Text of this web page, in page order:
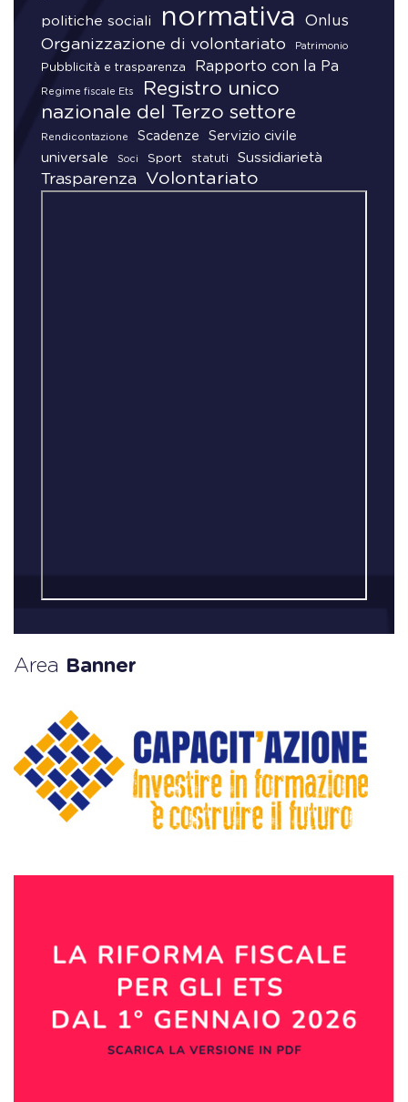
politiche sociali normativa Onlus
Organizzazione di volontariato Patrimonio
Pubblicità e trasparenza Rapporto con la Pa
Regime fiscale Ets
Registro unico
nazionale del Terzo settore
Rendicontazione Scadenze
Servizio civile
universale
Soci Sport statuti Sussidiarietà
Trasparenza Volontariato
Area Banner